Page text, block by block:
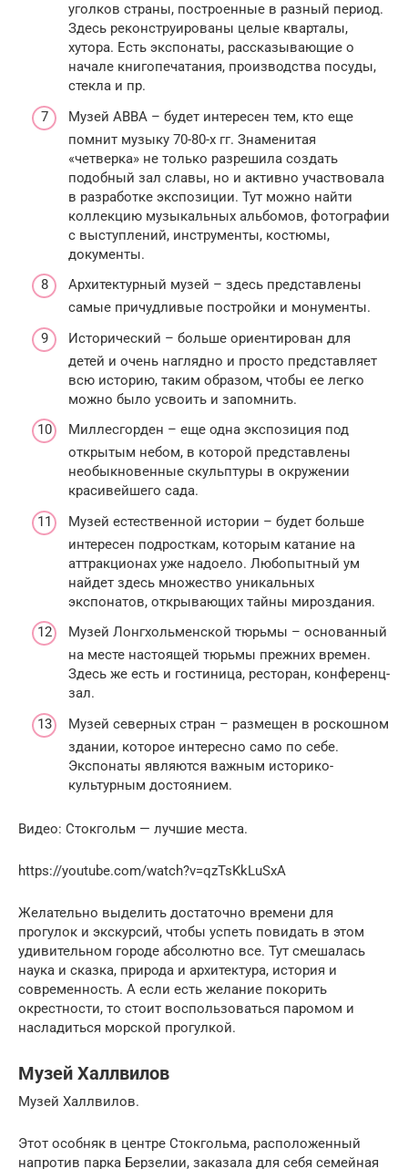
уголков страны, построенные в разный период.
Здесь реконструированы целые кварталы,
хутора. Есть экспонаты, рассказывающие о
начале книгопечатания, производства посуды,
стекла и пр.
Музей АВВА – будет интересен тем, кто еще
помнит музыку 70-80-х гг. Знаменитая
«четверка» не только разрешила создать
подобный зал славы, но и активно участвовала
в разработке экспозиции. Тут можно найти
коллекцию музыкальных альбомов, фотографии
с выступлений, инструменты, костюмы,
документы.
Архитектурный музей – здесь представлены
самые причудливые постройки и монументы.
Исторический – больше ориентирован для
детей и очень наглядно и просто представляет
всю историю, таким образом, чтобы ее легко
можно было усвоить и запомнить.
Миллесгорден – еще одна экспозиция под
открытым небом, в которой представлены
необыкновенные скульптуры в окружении
красивейшего сада.
Музей естественной истории – будет больше
интересен подросткам, которым катание на
аттракционах уже надоело. Любопытный ум
найдет здесь множество уникальных
экспонатов, открывающих тайны мироздания.
Музей Лонгхольменской тюрьмы – основанный
на месте настоящей тюрьмы прежних времен.
Здесь же есть и гостиница, ресторан, конференц-
зал.
Музей северных стран – размещен в роскошном
здании, которое интересно само по себе.
Экспонаты являются важным историко-
культурным достоянием.
Видео: Стокгольм — лучшие места.
https://youtube.com/watch?v=qzTsKkLuSxA
Желательно выделить достаточно времени для
прогулок и экскурсий, чтобы успеть повидать в этом
удивительном городе абсолютно все. Тут смешалась
наука и сказка, природа и архитектура, история и
современность. А если есть желание покорить
окрестности, то стоит воспользоваться паромом и
насладиться морской прогулкой.
Музей Халлвилов
Музей Халлвилов.
Этот особняк в центре Стокгольма, расположенный
напротив парка Берзелии, заказала для себя семейная